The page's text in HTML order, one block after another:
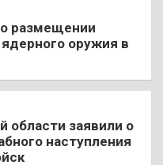
размещении
оружия в
области заявили о
наступления